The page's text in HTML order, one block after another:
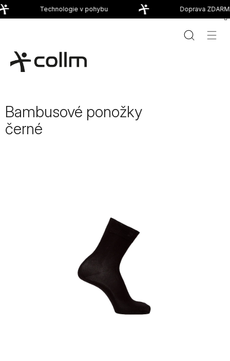
Přejít
na
Technologie v pohybu Doprava
Bambusové ponožky
černé